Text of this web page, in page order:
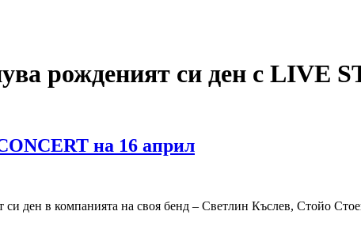
рожденият си ден с LIVE
на 16 април
ден в компанията на своя бенд – Светлин Къслев, Стойо